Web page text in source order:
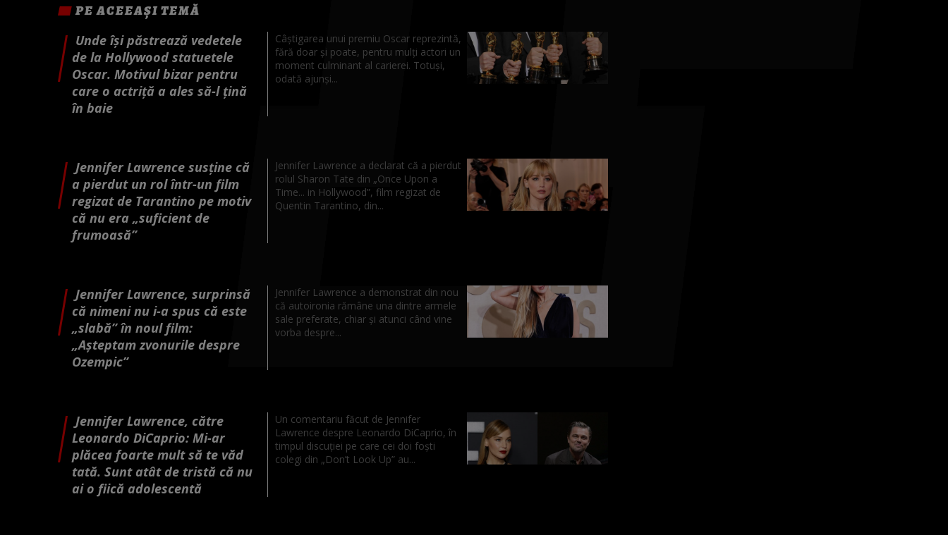
PE ACEEAȘI TEMĂ
Unde își păstrează vedetele
de la Hollywood statuetele
Oscar. Motivul bizar pentru
care o actriță a ales să-l țină
în baie
Câștigarea unui premiu Oscar reprezintă,
fără doar și poate, pentru mulți actori un
moment culminant al carierei. Totuși,
odată ajunși...
Jennifer Lawrence susține că
a pierdut un rol într-un film
regizat de Tarantino pe motiv
că nu era „suficient de
frumoasă”
Jennifer Lawrence a declarat că a pierdut
rolul Sharon Tate din „Once Upon a
Time... in Hollywood”, film regizat de
Quentin Tarantino, din...
Jennifer Lawrence, surprinsă
că nimeni nu i-a spus că este
„slabă” în noul film:
„Așteptam zvonurile despre
Ozempic”
Jennifer Lawrence a demonstrat din nou
că autoironia rămâne una dintre armele
sale preferate, chiar și atunci când vine
vorba despre...
Jennifer Lawrence, către
Leonardo DiCaprio: Mi-ar
plăcea foarte mult să te văd
tată. Sunt atât de tristă că nu
ai o fiică adolescentă
Un comentariu făcut de Jennifer
Lawrence despre Leonardo DiCaprio, în
timpul discuției pe care cei doi foști
colegi din „Don’t Look Up” au...